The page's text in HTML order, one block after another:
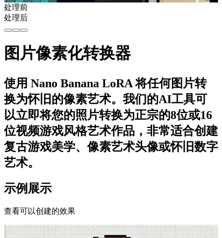
处理前
处理后
图片像素化转换器
使用 Nano Banana LoRA 将任何图片转
换为怀旧的像素艺术。我们的AI工具可
以立即将您的照片转换为正宗的8位或16
位视频游戏风格艺术作品，非常适合创建
复古游戏美学、像素艺术头像或怀旧数字
艺术。
示例展示
查看可以创建的效果